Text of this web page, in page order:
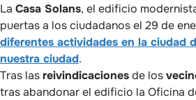
La Casa Solans, el edificio
puertas a los ciudadanos el 29 de
diferentes actividades en la ciudad
nuestra ciudad.
Tras lasreivindicacionesde los
tras abandonar el edificio la Oficina